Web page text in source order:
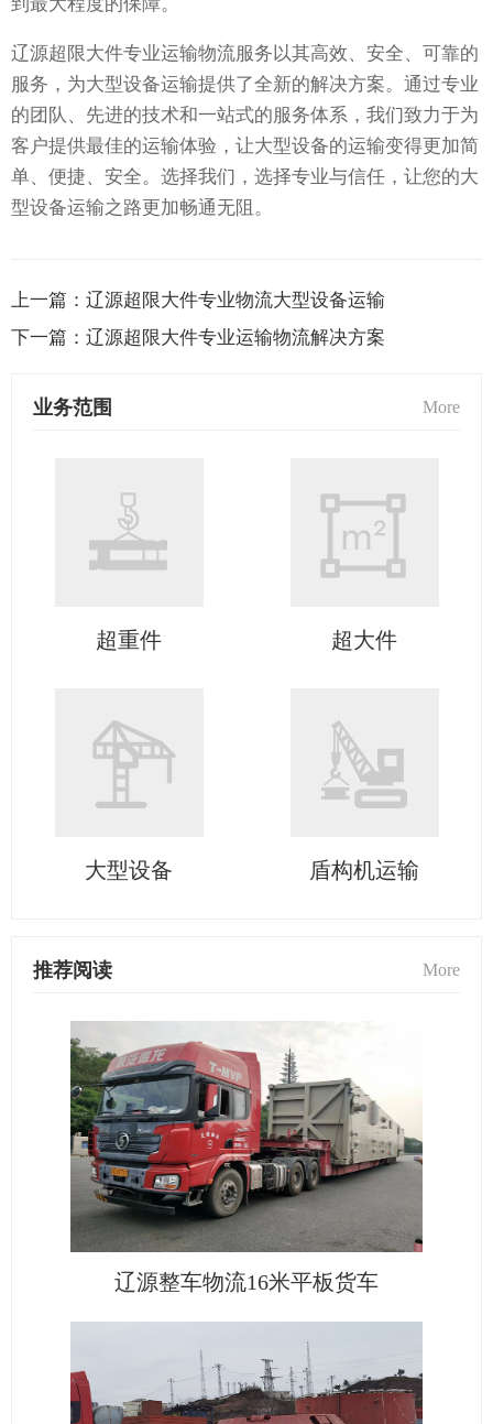
到最大程度的保障。
辽源超限大件专业运输物流服务以其高效、安全、可靠的
服务，为大型设备运输提供了全新的解决方案。通过专业
的团队、先进的技术和一站式的服务体系，我们致力于为
客户提供最佳的运输体验，让大型设备的运输变得更加简
单、便捷、安全。选择我们，选择专业与信任，让您的大
型设备运输之路更加畅通无阻。
上一篇： 辽源超限大件专业物流大型设备运输
下一篇： 辽源超限大件专业运输物流解决方案
业务范围 More
超重件 超大件
大型设备 盾构机运输
推荐阅读 More
辽源整车物流16米平板货车